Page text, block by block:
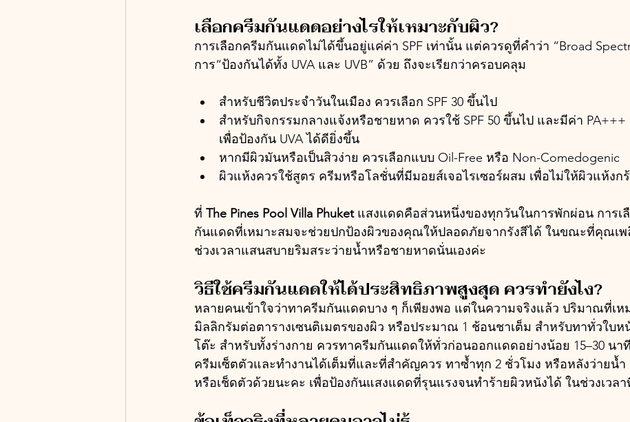
เลือกครีมกันแดดอย่างไรให้เหมาะกับผิว?
การเลือกครีมกันแดดไม่ได้ขึ้นอยู่แค่ค่า SPF เท่านั้น แต่ควรดูที่คำว่า “Broad
การ“ป้องกันได้ทั้ง UVA และ UVB” ด้วย ถึงจะเรียกว่าครอบคลุม
สำหรับชีวิตประจำวันในเมือง ควรเลือก SPF 30 ขึ้นไป
สำหรับกิจกรรมกลางแจ้งหรือชายหาด ควรใช้ SPF 50 ขึ้นไป และมีค่า
เพื่อป้องกัน UVA ได้ดียิ่งขึ้น
หากมีผิวมันหรือเป็นสิวง่าย ควรเลือกแบบ Oil-Free หรือ Non-Comedogenic
ผิวแห้งควรใช้สูตร ครีมหรือโลชั่นที่มีมอยส์เจอไรเซอร์ผสม เพื่อไม่ให้ผิวแห้งก
ที่ The Pines Pool Villa Phuket แสงแดดคือส่วนหนึ่งของทุกวันในการพักผ่อน การเ
กันแดดที่เหมาะสมจะช่วยปกป้องผิวของคุณให้ปลอดภัยจากรังสีได้ ในขณะที่คุณเพ
ช่วงเวลาแสนสบายริมสระว่ายน้ำหรือชายหาดนั่นเองค่ะ
วิธีใช้ครีมกันแดดให้ได้ประสิทธิภาพสูงสุด ควรทำยังไง?
หลายคนเข้าใจว่าทาครีมกันแดดบาง ๆ ก็เพียงพอ แต่ในความจริงแล้ว ปริมาณที่เห
มิลลิกรัมต่อตารางเซนติเมตรของผิว หรือประมาณ 1 ช้อนชาเต็ม สำหรับทาทั่วใบห
โต๊ะ สำหรับทั้งร่างกาย ควรทาครีมกันแดดให้ทั่วก่อนออกแดดอย่างน้อย 15–30 นา
ครีมเซ็ตตัวและทำงานได้เต็มที่และที่สำคัญควร ทาซ้ำทุก 2 ชั่วโมง หรือหลังว่ายน้ำ
หรือเช็ดตัวด้วยนะคะ เพื่อป้องกันแสงแดดที่รุนแรงจนทำร้ายผิวหนังได้ ในช่วงเวล